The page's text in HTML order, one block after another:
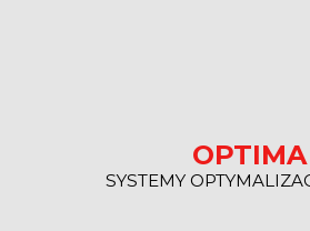
OPTIMA
SYSTEMY